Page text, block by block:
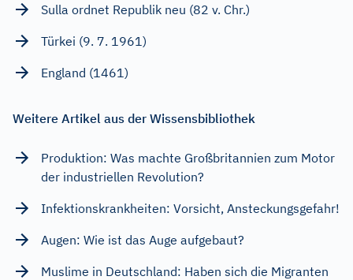
Sulla ordnet Republik neu (82 v. Chr.)
Türkei (9. 7. 1961)
England (1461)
Weitere Artikel aus der Wissensbibliothek
Produktion: Was machte Großbritannien zum Motor
der industriellen Revolution?
Infektionskrankheiten: Vorsicht, Ansteckungsgefahr!
Augen: Wie ist das Auge aufgebaut?
Muslime in Deutschland: Haben sich die Migranten